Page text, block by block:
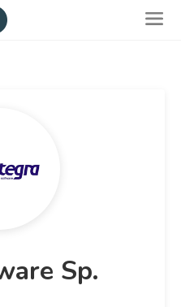
Sp.